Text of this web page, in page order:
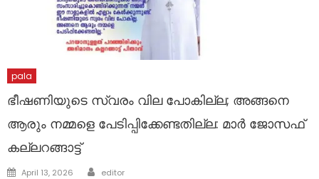
pala
ഭീഷണിയുടെ സ്വരം വില പോകില്ല; അങ്ങനെ
ആരും നമ്മളെ പേടിപ്പിക്കേണ്ടതില്ല: മാർ ജോസഫ്
കല്ലറങ്ങാട്ട്
Posted
April 13, 2026 Author
editor